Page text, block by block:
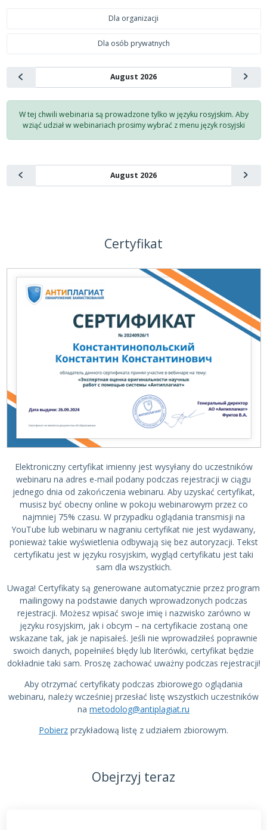
Dla organizacji
Dla osób prywatnych
W tej chwili webinaria są prowadzone tylko w języku rosyjskim. Aby
wziąć udział w webinariach prosimy wybrać z menu język rosyjski
Certyfikat
Elektroniczny certyfikat imienny jest wysyłany do uczestników
webinaru na adres e-mail podany podczas rejestracji w ciągu
jednego dnia od zakończenia webinaru. Aby uzyskać certyfikat,
musisz być obecny online w pokoju webinarowym przez co
najmniej 75% czasu. W przypadku oglądania transmisji na
YouTube lub webinaru w nagraniu certyfikat nie jest wydawany,
ponieważ takie wyświetlenia odbywają się bez autoryzacji. Tekst
certyfikatu jest w języku rosyjskim, wygląd certyfikatu jest taki
sam dla wszystkich.
Uwaga! Certyfikaty są generowane automatycznie przez program
mailingowy na podstawie danych wprowadzonych podczas
rejestracji. Możesz wpisać swoje imię i nazwisko zarówno w
języku rosyjskim, jak i obcym – na certyfikacie zostaną one
wskazane tak, jak je napisałeś. Jeśli nie wprowadziłeś poprawnie
swoich danych, popełniłeś błędy lub literówki, certyfikat będzie
dokładnie taki sam. Proszę zachować uważny podczas rejestracji!
Aby otrzymać certyfikaty podczas zbiorowego oglądania
webinaru, należy wcześniej przesłać listę wszystkich uczestników
na metodolog@antiplagiat.ru
Pobierz przykładową listę z udziałem zbiorowym.
Obejrzyj teraz